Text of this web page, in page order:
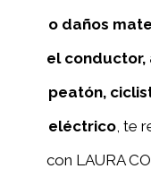
o daños
el conductor,
peatón,
eléctrico, te
con LAURA